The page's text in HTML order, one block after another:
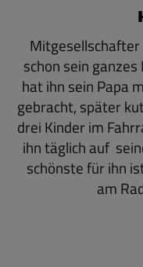
Mitgesellschafter
schon sein
hat ihn sein Papa
gebracht, später
drei Kinder im
ihn täglich auf
schönste für ihn
am